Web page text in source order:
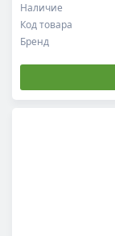
Код товара
Наличие
Бренд